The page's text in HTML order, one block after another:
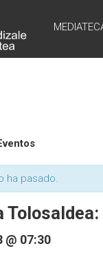
ha pasado.
Tolosaldea:
@ 07:30